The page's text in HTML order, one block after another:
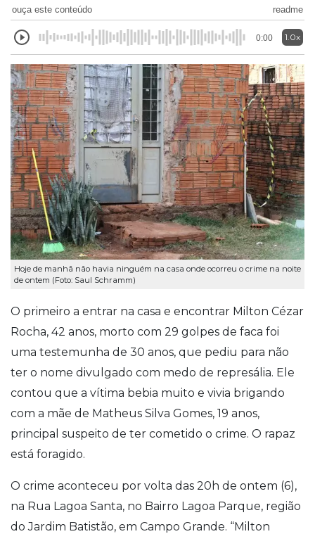
ouça este conteúdo readme
0:00 1.0x
Hoje de manhã não havia ninguém na casa onde ocorreu o crime na noite
de ontem (Foto: Saul Schramm)
O primeiro a entrar na casa e encontrar Milton Cézar
Rocha, 42 anos, morto com 29 golpes de faca foi
uma testemunha de 30 anos, que pediu para não
ter o nome divulgado com medo de represália. Ele
contou que a vítima bebia muito e vivia brigando
com a mãe de Matheus Silva Gomes, 19 anos,
principal suspeito de ter cometido o crime. O rapaz
está foragido.
O crime aconteceu por volta das 20h de ontem (6),
na Rua Lagoa Santa, no Bairro Lagoa Parque, região
do Jardim Batistão, em Campo Grande. “Milton